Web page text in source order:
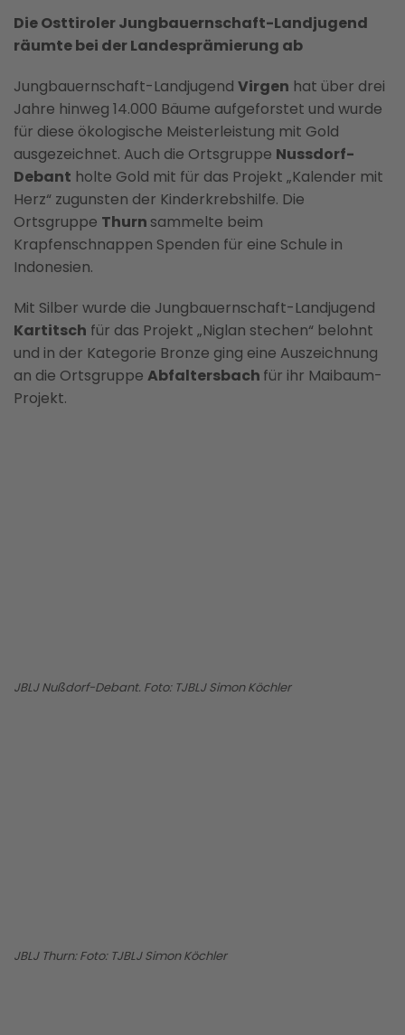
Die Osttiroler Jungbauernschaft-Landjugend
räumte bei der Landesprämierung ab
Jungbauernschaft-Landjugend Virgen hat über drei
Jahre hinweg 14.000 Bäume aufgeforstet und wurde
für diese ökologische Meisterleistung mit Gold
ausgezeichnet. Auch die Ortsgruppe Nussdorf-
Debant holte Gold mit für das Projekt „Kalender mit
Herz“ zugunsten der Kinderkrebshilfe. Die
Ortsgruppe Thurn sammelte beim
Krapfenschnappen Spenden für eine Schule in
Indonesien.
Mit Silber wurde die Jungbauernschaft-Landjugend
Kartitsch für das Projekt „Niglan stechen“ belohnt
und in der Kategorie Bronze ging eine Auszeichnung
an die Ortsgruppe Abfaltersbach für ihr Maibaum-
Projekt.
JBLJ Nußdorf-Debant. Foto: TJBLJ Simon Köchler
JBLJ Thurn: Foto: TJBLJ Simon Köchler